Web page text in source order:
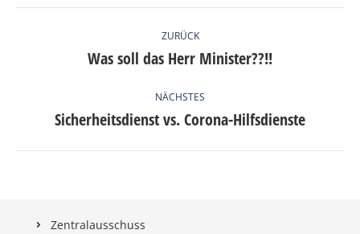
KOMMENTARNAVIGATION
ZURÜCK
Vorheriger
Was soll das Herr Minister??!!
NÄCHSTES
Nächster
Sicherheitsdienst vs. Corona-Hilfsdienste
Zentralausschuss